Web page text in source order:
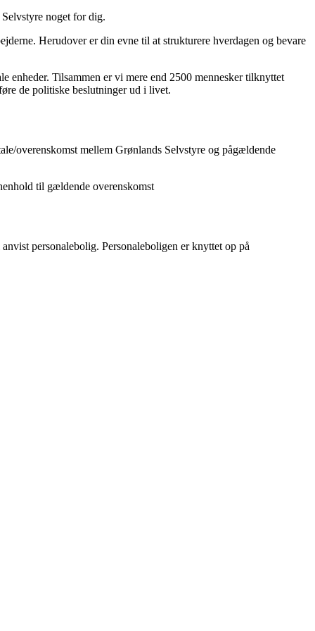
noget for dig.
Herudover er din evne til at strukturere hverdagen og bevare
enheder. Tilsammen er vi mere end 2500 mennesker tilknyttet
de politiske beslutninger ud i livet.
overenskomst mellem Grønlands Selvstyre og pågældende
til gældende overenskomst
personalebolig. Personaleboligen er knyttet op på